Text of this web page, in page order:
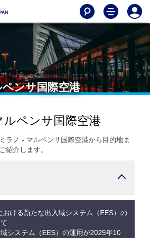
ンサ国際空港
ルペンサ国際空港
ラノ - マルペンサ国際空港から目的地ま
紹介します。
おける新たな出入域システム（EES）の
システム（EES）の運用が2025年10